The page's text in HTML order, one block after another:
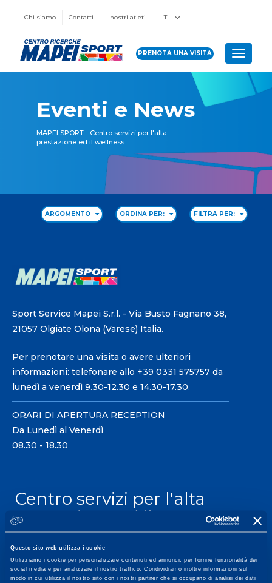
Questo sito web utilizza i cookie
Utilizziamo i cookie per personalizzare contenuti ed annunci, per fornire funzionalità dei
social media e per analizzare il nostro traffico. Condividiamo inoltre informazioni sul
modo in cui utilizza il nostro sito con i nostri partner che si occupano di analisi dei dati
Chi siamo Contatti I nostri atleti IT
PRENOTA UNA VISITA Toggle
Eventi e News
MAPEI SPORT - Centro servizi per l'alta
prestazione ed il wellness.
ARGOMENTO ORDINA PER: FILTRA PER:
Sport Service Mapei S.r.l. - Via Busto Fagnano 38,
21057 Olgiate Olona (Varese) Italia.
Per prenotare una visita o avere ulteriori
informazioni: telefonare allo +39 0331 575757 da
lunedì a venerdì 9.30-12.30 e 14.30-17.30.
ORARI DI APERTURA RECEPTION
Da Lunedì al Venerdì
08.30 - 18.30
Centro servizi per l'alta
prestazione ed il
wellness.
Maggiori informazioni